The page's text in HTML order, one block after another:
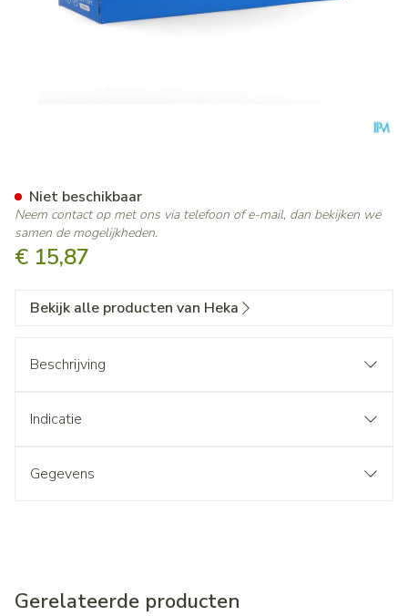
€ 15,87
Niet beschikbaar
Neem contact op met ons via telefoon of e-mail, dan bekijken we
samen de mogelijkheden.
Bekijk alle producten van Heka
Beschrijving
Indicatie
Gegevens
Gerelateerde producten